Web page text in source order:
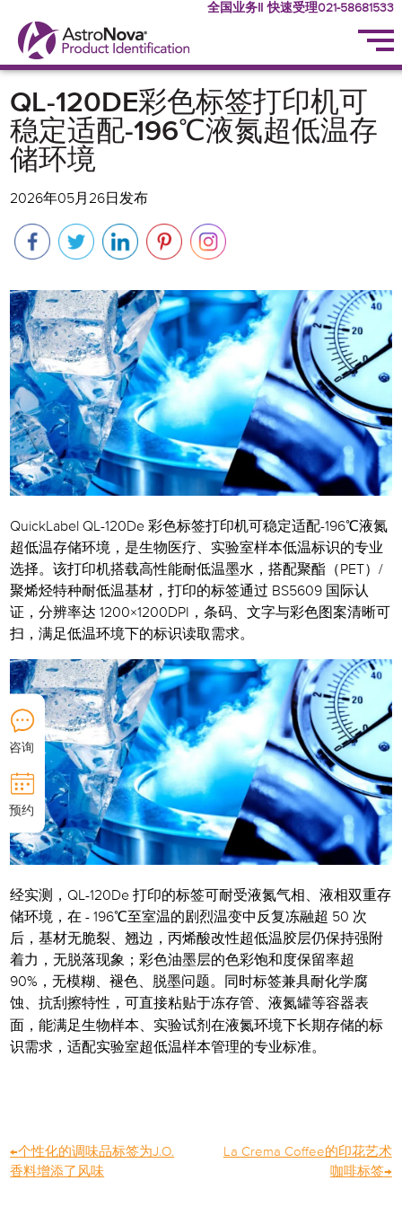
咨询
预约
全国业务‖ 快速受理021-58681533
QL-120DE彩色标签打印机可
稳定适配-196℃液氮超低温存
储环境
2026年05月26日发布
QuickLabel QL-120De 彩色标签打印机可稳定适配-196℃液氮
超低温存储环境，是生物医疗、实验室样本低温标识的专业
选择。该打印机搭载高性能耐低温墨水，搭配聚酯（PET）/
聚烯烃特种耐低温基材，打印的标签通过 BS5609 国际认
证，分辨率达 1200×1200DPI，条码、文字与彩色图案清晰可
扫，满足低温环境下的标识读取需求。
经实测，QL-120De 打印的标签可耐受液氮气相、液相双重存
储环境，在 - 196℃至室温的剧烈温变中反复冻融超 50 次
后，基材无脆裂、翘边，丙烯酸改性超低温胶层仍保持强附
着力，无脱落现象；彩色油墨层的色彩饱和度保留率超
90%，无模糊、褪色、脱墨问题。同时标签兼具耐化学腐
蚀、抗刮擦特性，可直接粘贴于冻存管、液氮罐等容器表
面，能满足生物样本、实验试剂在液氮环境下长期存储的标
识需求，适配实验室超低温样本管理的专业标准。
←个性化的调味品标签为J.O.
香料增添了风味
La Crema Coffee的印花艺术
咖啡标签→